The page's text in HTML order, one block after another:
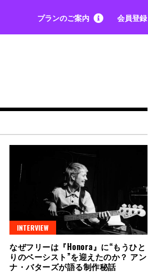
プランのご案内 会員登録
INTERVIEW
なぜフリーは『Honora』に“もうひと
りのベーシスト”を迎えたのか？ アン
ナ・バターズが語る制作秘話